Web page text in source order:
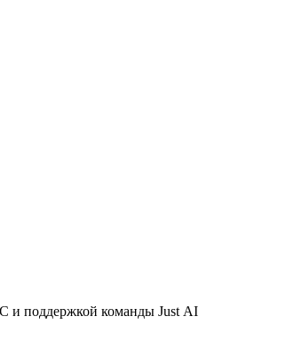
и поддержкой команды Just AI